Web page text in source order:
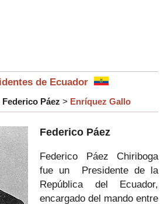
de Ecuador
Federico Páez > Enríquez Gallo
Federico Páez
Federico Páez Chiriboga
fue un
Presidente de la
República del Ecuador,
encargado del mando entre